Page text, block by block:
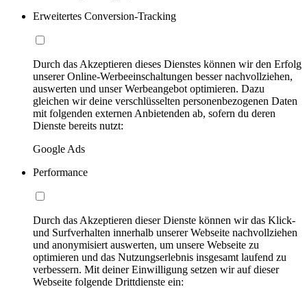
Erweitertes Conversion-Tracking
Durch das Akzeptieren dieses Dienstes können wir den Erfolg
unserer Online-Werbeeinschaltungen besser nachvollziehen,
auswerten und unser Werbeangebot optimieren. Dazu
gleichen wir deine verschlüsselten personenbezogenen Daten
mit folgenden externen Anbietenden ab, sofern du deren
Dienste bereits nutzt:
Google Ads
Performance
Durch das Akzeptieren dieser Dienste können wir das Klick-
und Surfverhalten innerhalb unserer Webseite nachvollziehen
und anonymisiert auswerten, um unsere Webseite zu
optimieren und das Nutzungserlebnis insgesamt laufend zu
verbessern. Mit deiner Einwilligung setzen wir auf dieser
Webseite folgende Drittdienste ein: